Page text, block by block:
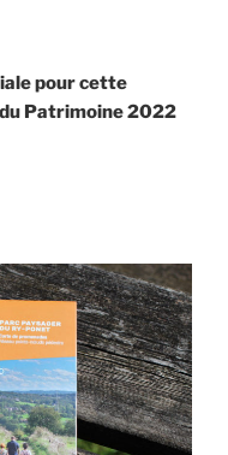
pour cette
Patrimoine 2022